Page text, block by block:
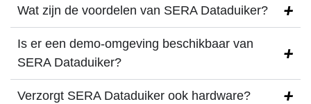
Wat zijn de voordelen van SERA Dataduiker?
Is er een demo-omgeving beschikbaar van
SERA Dataduiker?
Verzorgt SERA Dataduiker ook hardware?